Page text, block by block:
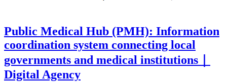
Public Medical Hub (PMH): Information
coordination system connecting local
governments and medical institutions｜
Digital Agency